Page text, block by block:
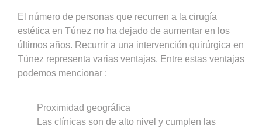
El número de personas que recurren a la cirugía
estética en Túnez no ha dejado de aumentar en los
últimos años. Recurrir a una intervención quirúrgica en
Túnez representa varias ventajas. Entre estas ventajas
podemos mencionar :
Proximidad geográfica
Las clínicas son de alto nivel y cumplen las